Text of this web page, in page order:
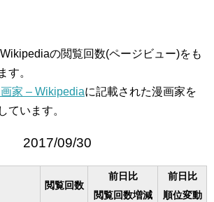
の閲覧回数(ページビュー)をも
す。
家 – Wikipediaに記載された漫画家を
ています。
2017/09/30
閲覧回数
前日比
閲覧回数増減
前日比
順位変動